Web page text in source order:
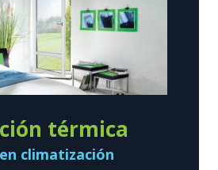
térmica
climatización